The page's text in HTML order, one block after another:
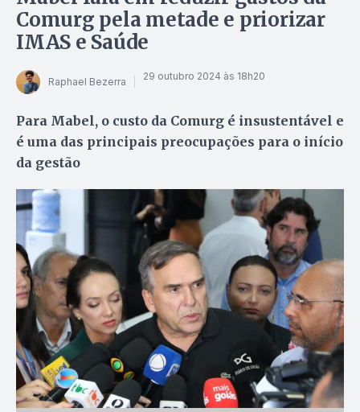
Comurg pela metade e priorizar
IMAS e Saúde
Raphael Bezerra 29 outubro 2024 às 18h20
Para Mabel, o custo da Comurg é insustentável e
é uma das principais preocupações para o início
da gestão